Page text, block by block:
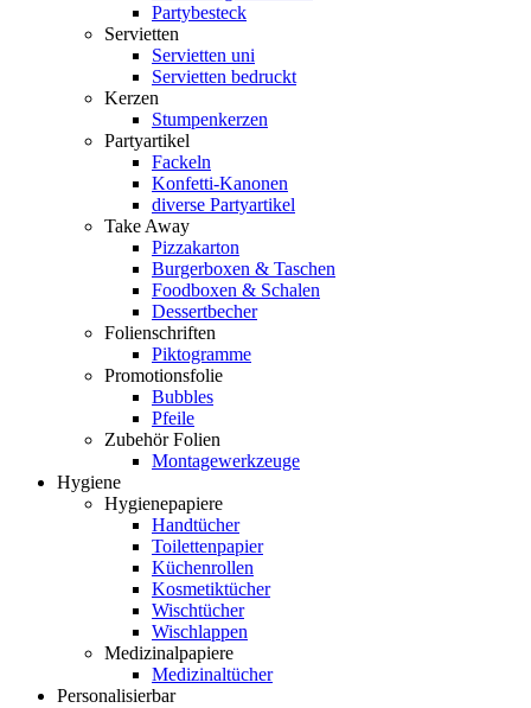
Partybesteck
Servietten
Servietten uni
Servietten bedruckt
Kerzen
Stumpenkerzen
Partyartikel
Fackeln
Konfetti-Kanonen
diverse Partyartikel
Take Away
Pizzakarton
Burgerboxen & Taschen
Foodboxen & Schalen
Dessertbecher
Folienschriften
Piktogramme
Promotionsfolie
Bubbles
Pfeile
Zubehör Folien
Montagewerkzeuge
Hygiene
Hygienepapiere
Handtücher
Toilettenpapier
Küchenrollen
Kosmetiktücher
Wischtücher
Wischlappen
Medizinalpapiere
Medizinaltücher
Personalisierbar